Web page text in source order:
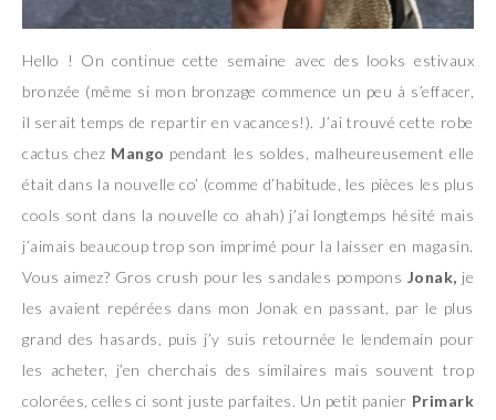
Hello ! On continue cette semaine avec des looks estivaux
bronzée (même si mon bronzage commence un peu à s’effacer,
il serait temps de repartir en vacances!). J’ai trouvé cette robe
cactus chez Mango pendant les soldes, malheureusement elle
était dans la nouvelle co’ (comme d’habitude, les pièces les plus
cools sont dans la nouvelle co ahah) j’ai longtemps hésité mais
j’aimais beaucoup trop son imprimé pour la laisser en magasin.
Vous aimez? Gros crush pour les sandales pompons Jonak, je
les avaient repérées dans mon Jonak en passant, par le plus
grand des hasards, puis j’y suis retournée le lendemain pour
les acheter, j’en cherchais des similaires mais souvent trop
colorées, celles ci sont juste parfaites. Un petit panier Primark